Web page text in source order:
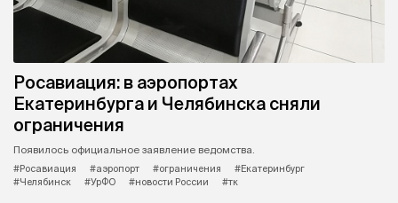
Росавиация: в аэропортах
Екатеринбурга и Челябинска сняли
ограничения
Появилось официальное заявление ведомства.
#Росавиация
#аэропорт #ограничения
#Екатеринбург
#Челябинск
#УрФО #новости России #тк